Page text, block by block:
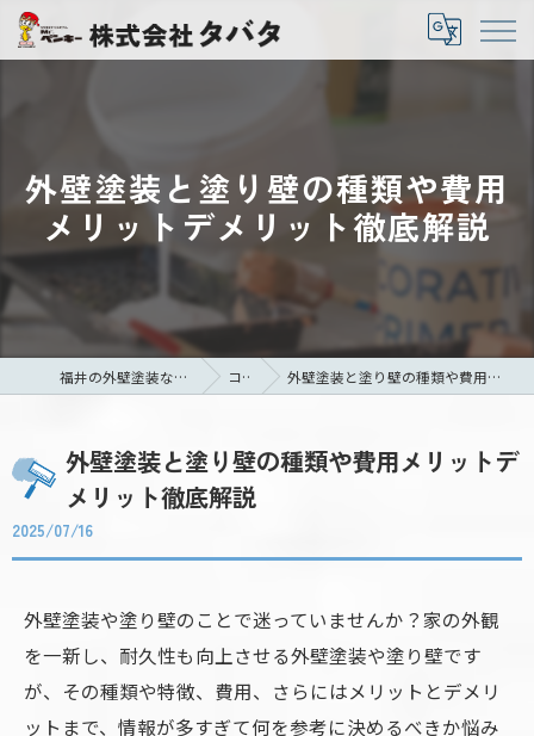
外壁塗装と塗り壁の種類や費用
メリットデメリット徹底解説
福井の外壁塗装なら株式会社タバタ コラム 外壁塗装と塗り壁の種類や費用メリットデメリット徹底解説
外壁塗装と塗り壁の種類や費用メリットデ
メリット徹底解説
2025/07/16
外壁塗装や塗り壁のことで迷っていませんか？家の外観
を一新し、耐久性も向上させる外壁塗装や塗り壁です
が、その種類や特徴、費用、さらにはメリットとデメリ
ットまで、情報が多すぎて何を参考に決めるべきか悩み